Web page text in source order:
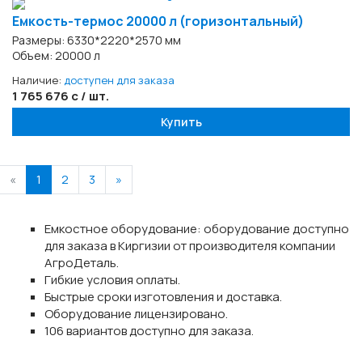
Емкость-термос 20000 л (горизонтальный)
Размеры: 6330*2220*2570 мм
Объем: 20000 л
Наличие: доступен для заказа
1 765 676 с / шт.
Купить
« 1 2 3 »
Емкостное оборудование: оборудование доступно
для заказа в Киргизии от производителя компании
АгроДеталь.
Гибкие условия оплаты.
Быстрые сроки изготовления и доставка.
Оборудование лицензировано.
106 вариантов доступно для заказа.